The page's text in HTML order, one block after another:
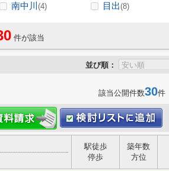
南中川 (4) 目出(8)
件が該当
並び順：
該当公開件数30件
駅徒歩
停歩
築年数
方位